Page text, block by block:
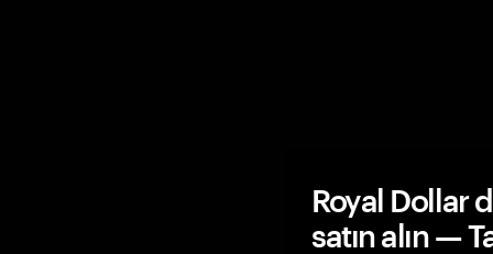
Royal Dollar
satın alın —